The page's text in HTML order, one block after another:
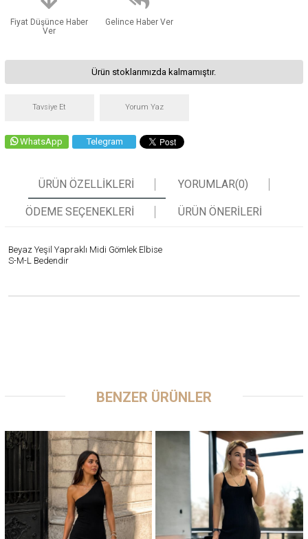
Fiyat Düşünce Haber
Ver
Gelince Haber Ver
Ürün stoklarımızda kalmamıştır.
Tavsiye Et Yorum Yaz
WhatsApp Telegram
ÜRÜN ÖZELLIKLERI YORUMLAR(0)
ÖDEME SEÇENEKLERI ÜRÜN ÖNERILERI
Beyaz Yeşil Yapraklı Midi Gömlek Elbise
S-M-L Bedendir
BENZER ÜRÜNLER